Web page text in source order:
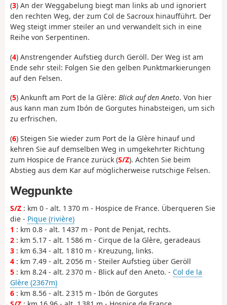
(3) An der Weggabelung biegt man links ab und ignoriert
den rechten Weg, der zum Col de Sacroux hinaufführt. Der
Weg steigt immer steiler an und verwandelt sich in eine
Reihe von Serpentinen.
(4) Anstrengender Aufstieg durch Geröll. Der Weg ist am
Ende sehr steil: Folgen Sie den gelben Punktmarkierungen
auf den Felsen.
(5) Ankunft am Port de la Glère: Blick auf den Aneto. Von hier
aus kann man zum Ibón de Gorgutes hinabsteigen, um sich
zu erfrischen.
(6) Steigen Sie wieder zum Port de la Glère hinauf und
kehren Sie auf demselben Weg in umgekehrter Richtung
zum Hospice de France zurück (S/Z). Achten Sie beim
Abstieg aus dem Kar auf möglicherweise rutschige Felsen.
Wegpunkte
S/Z : km 0 - alt. 1 370 m - Hospice de France. Überqueren Sie
die - Pique (rivière)
1 : km 0.8 - alt. 1 437 m - Pont de Penjat, rechts.
2 : km 5.17 - alt. 1 586 m - Cirque de la Glère, geradeaus
3 : km 6.34 - alt. 1 810 m - Kreuzung, links.
4 : km 7.49 - alt. 2 056 m - Steiler Aufstieg über Geröll
5 : km 8.24 - alt. 2 370 m - Blick auf den Aneto. - Col de la
Glère (2367m)
6 : km 8.56 - alt. 2 315 m - Ibón de Gorgutes